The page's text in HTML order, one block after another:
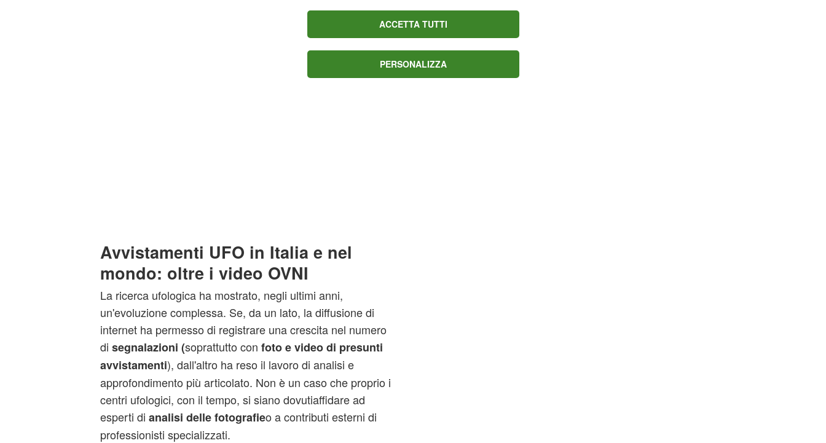
Avvistamenti UFO in Italia e nel
mondo: oltre i video OVNI
La ricerca ufologica ha mostrato, negli ultimi anni,
un'evoluzione complessa. Se, da un lato, la diffusione di
internet ha permesso di registrare una crescita nel numero
di segnalazioni (soprattutto con foto e video di presunti
avvistamenti), dall'altro ha reso il lavoro di analisi e
approfondimento più articolato. Non è un caso che proprio i
centri ufologici, con il tempo, si siano dovutiaffidare ad
esperti di analisi delle fotografieo a contributi esterni di
professionisti specializzati.
ACCETTA TUTTI
PERSONALIZZA